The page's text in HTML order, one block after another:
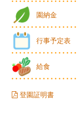
園納金
行事予定表
給食
登園証明書